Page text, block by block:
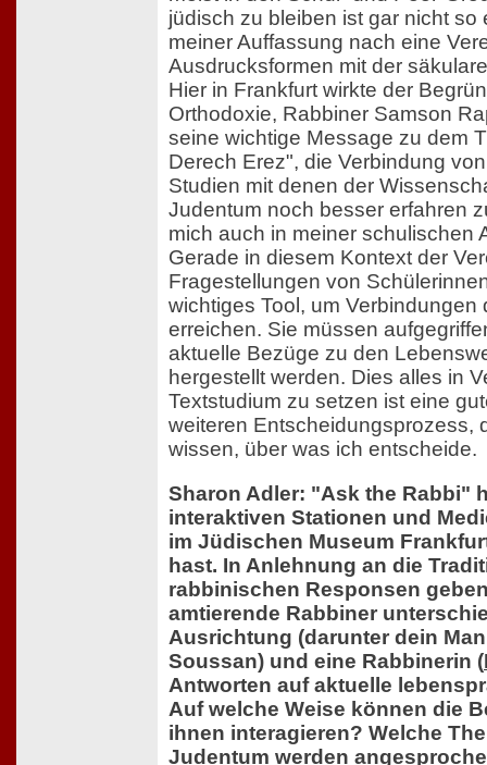
jüdisch zu bleiben ist gar nicht so
meiner Auffassung nach eine
Ausdrucksformen mit der
Hier in Frankfurt wirkte der
Orthodoxie, Rabbiner Samson
seine wichtige Message zu dem
Derech Erez", die Verbindung
Studien mit denen der
Judentum noch besser erfahren
mich auch in meiner schulischen
Gerade in diesem Kontext der
Fragestellungen von
wichtiges Tool, um Verbindungen
erreichen. Sie müssen
aktuelle Bezüge zu den
hergestellt werden. Dies alles in
Textstudium zu setzen ist eine
weiteren Entscheidungsprozess,
wissen, über was ich entscheide.
Sharon Adler: "Ask the Rabbi"
interaktiven Stationen und
im Jüdischen Museum
hast. In Anlehnung an die
rabbinischen Responsen
amtierende Rabbiner
Ausrichtung (darunter dein
Soussan) und eine Rabbinerin (
Antworten auf aktuelle
Auf welche Weise können die
ihnen interagieren? Welche
Judentum werden